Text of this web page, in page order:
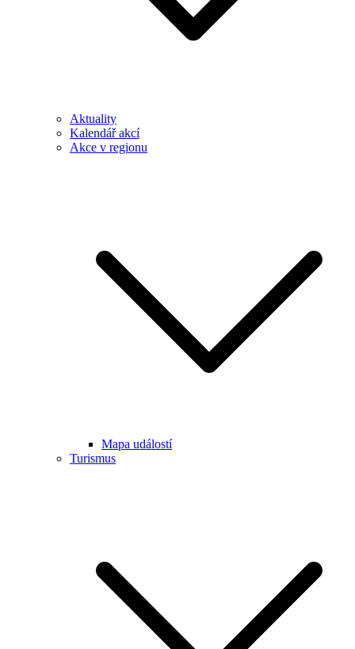
Aktuality
Kalendář akcí
Akce v regionu
Mapa událostí
Turismus